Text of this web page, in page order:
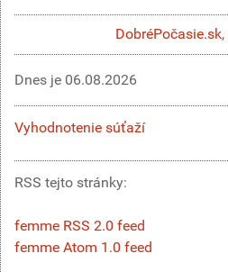
DobréPočasie.sk,
Dnes je 06.08.2026
Vyhodnotenie súťaží
RSS tejto stránky:
femme RSS 2.0 feed
femme Atom 1.0 feed